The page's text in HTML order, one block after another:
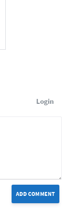
Login
ADD COMMENT